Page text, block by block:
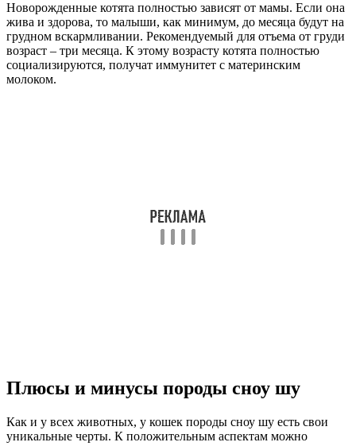
Новорожденные котята полностью зависят от мамы. Если она
жива и здорова, то малыши, как минимум, до месяца будут на
грудном вскармливании. Рекомендуемый для отъема от груди
возраст – три месяца. К этому возрасту котята полностью
социализируются, получат иммунитет с материнским
молоком.
Плюсы и минусы породы сноу шу
Как и у всех животных, у кошек породы сноу шу есть свои
уникальные черты. К положительным аспектам можно